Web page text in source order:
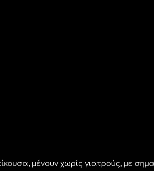
μένουν χωρίς γιατρούς, με